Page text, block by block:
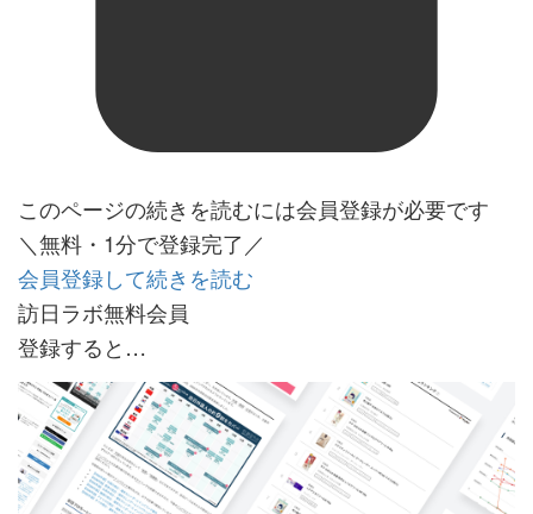
このページの続きを読むには会員登録が必要です
＼無料・1分で登録完了／
会員登録して続きを読む
訪日ラボ無料会員
登録すると…